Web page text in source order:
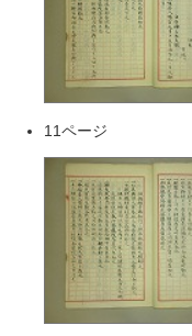
11ページ